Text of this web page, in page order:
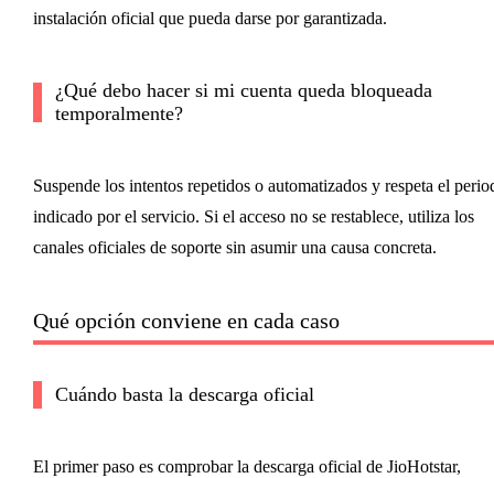
instalación oficial que pueda darse por garantizada.
¿Qué debo hacer si mi cuenta queda bloqueada
temporalmente?
Suspende los intentos repetidos o automatizados y respeta el
indicado por el servicio. Si el acceso no se restablece, utiliza los
canales oficiales de soporte sin asumir una causa concreta.
Qué opción conviene en cada caso
Cuándo basta la descarga oficial
El primer paso es comprobar la descarga oficial de JioHotstar,